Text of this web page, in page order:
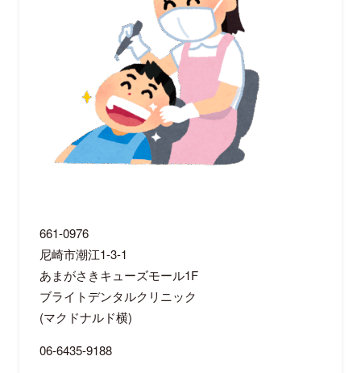
661-0976
尼崎市潮江1-3-1
あまがさきキューズモール1F
ブライトデンタルクリニック
(マクドナルド横)
06-6435-9188